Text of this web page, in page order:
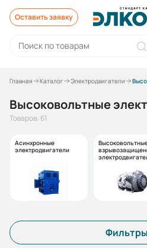
Оставить заявку
Главная Каталог Электродвигатели
Высоковольтные
Товаров: 61
Асинхронные
электродвигатели
Фильтры